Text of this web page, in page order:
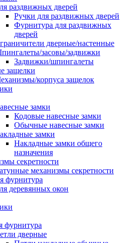
раздвижных дверей
Ручки для раздвижных дверей
Фурнитура для раздвижных
дверей
дверные/настенные
засовы/задвижки
Задвижки/шпингалеты
защелки
корпуса защелок
замки
Кодовые навесные замки
Обычные навесные замки
замки
Накладные замки общего
назначения
секретности
механизмы секретности
фурнитура
деревянных окон
фурнитура
дверные